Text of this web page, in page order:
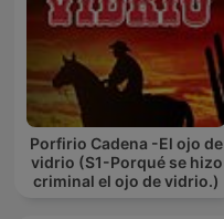
Porfirio Cadena -El ojo de
vidrio (S1-Porqué se hizo
criminal el ojo de vidrio.)